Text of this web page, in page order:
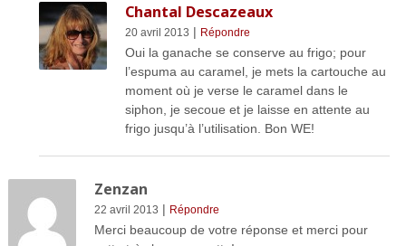
Chantal Descazeaux
20 avril 2013 | Répondre
Oui la ganache se conserve au frigo; pour
l’espuma au caramel, je mets la cartouche au
moment où je verse le caramel dans le
siphon, je secoue et je laisse en attente au
frigo jusqu’à l’utilisation. Bon WE!
Zenzan
22 avril 2013 | Répondre
Merci beaucoup de votre réponse et merci pour